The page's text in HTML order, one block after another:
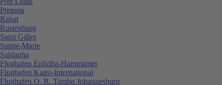
Pretoria
Rabat
Rustenburg
Saint Gilles
Sainte-Marie
Saldanha
Flughafen Enfidha-Hammamet
Flughafen Kairo-International
Flughafen O. R. Tambo Johannesburg